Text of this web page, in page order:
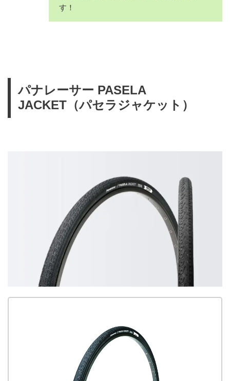
す！
パナレーサー PASELA
JACKET（パセラジャケット）